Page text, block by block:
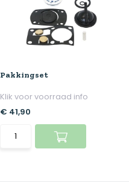
Pakkingset
Klik voor voorraad info
€ 41,90